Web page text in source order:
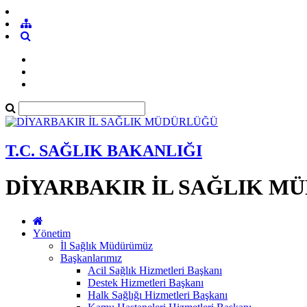
T.C. SAĞLIK BAKANLIĞI
DİYARBAKIR İL SAĞLIK
Yönetim
İl Sağlık Müdürümüz
Başkanlarımız
Acil Sağlık Hizmetleri Başkanı
Destek Hizmetleri Başkanı
Halk Sağlığı Hizmetleri Başkanı